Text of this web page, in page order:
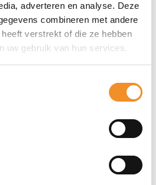
adverteren en analyse. Deze
combineren met andere
verstrekt of die ze hebben
uw gebruik van hun services.
beschermt zowel de voor-
tegen krassen en stoten.
pasje, wat zorgt voor extra
voor snelle toegang tot
met geïntegreerd